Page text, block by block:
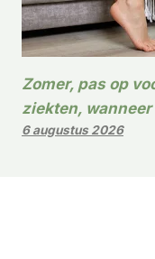
Zomer, pas op
ziekten,
6 augustus 2026